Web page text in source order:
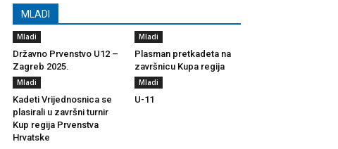
MLADI
Mladi
Državno Prvenstvo U12 –
Zagreb 2025.
Mladi
Plasman pretkadeta na
završnicu Kupa regija
Mladi
Kadeti Vrijednosnica se
plasirali u završni turnir
Kup regija Prvenstva
Hrvatske
Mladi
U-11